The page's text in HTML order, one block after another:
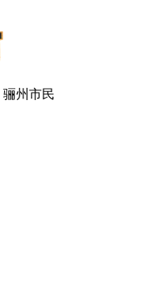
骊州市民